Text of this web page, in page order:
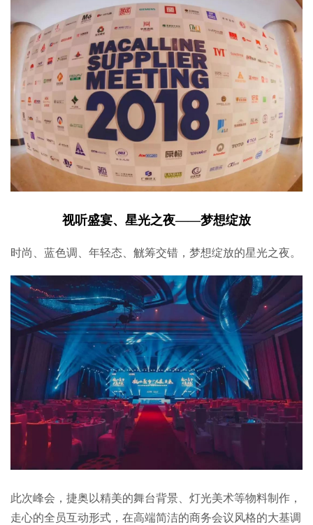
视听盛宴、星光之夜——梦想绽放
时尚、蓝色调、年轻态、觥筹交错，梦想绽放的星光之夜。
此次峰会，捷奥以精美的舞台背景、灯光美术等物料制作，
走心的全员互动形式，在高端简洁的商务会议风格的大基调